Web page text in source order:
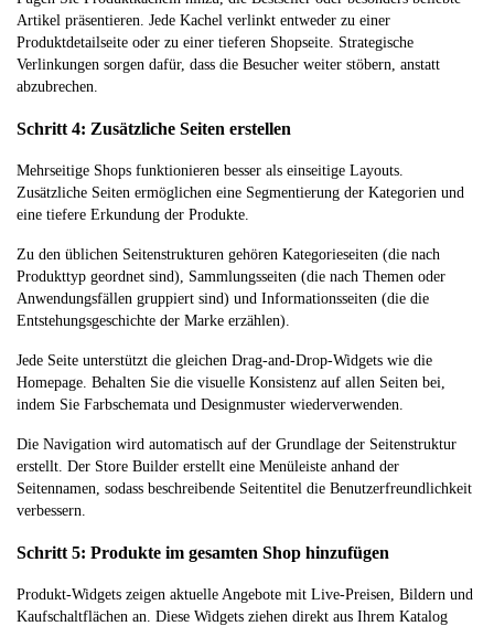
Artikel präsentieren. Jede Kachel verlinkt entweder zu einer
Produktdetailseite oder zu einer tieferen Shopseite. Strategische
Verlinkungen sorgen dafür, dass die Besucher weiter stöbern, anstatt
abzubrechen.
Schritt 4: Zusätzliche Seiten erstellen
Mehrseitige Shops funktionieren besser als einseitige Layouts.
Zusätzliche Seiten ermöglichen eine Segmentierung der Kategorien und
eine tiefere Erkundung der Produkte.
Zu den üblichen Seitenstrukturen gehören Kategorieseiten (die nach
Produkttyp geordnet sind), Sammlungsseiten (die nach Themen oder
Anwendungsfällen gruppiert sind) und Informationsseiten (die die
Entstehungsgeschichte der Marke erzählen).
Jede Seite unterstützt die gleichen Drag-and-Drop-Widgets wie die
Homepage. Behalten Sie die visuelle Konsistenz auf allen Seiten bei,
indem Sie Farbschemata und Designmuster wiederverwenden.
Die Navigation wird automatisch auf der Grundlage der Seitenstruktur
erstellt. Der Store Builder erstellt eine Menüleiste anhand der
Seitennamen, sodass beschreibende Seitentitel die Benutzerfreundlichkeit
verbessern.
Schritt 5: Produkte im gesamten Shop hinzufügen
Produkt-Widgets zeigen aktuelle Angebote mit Live-Preisen, Bildern und
Kaufschaltflächen an. Diese Widgets ziehen direkt aus Ihrem Katalog